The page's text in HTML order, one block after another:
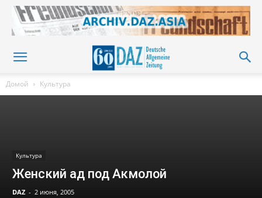
Домой Культура
Культура
Женский ад под Акмолой
DAZ - 2 июня, 2005